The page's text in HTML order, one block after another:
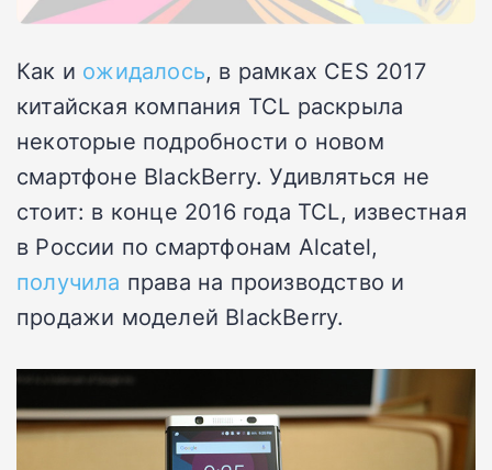
Как и ожидалось, в рамках CES 2017
китайская компания TCL раскрыла
некоторые подробности о новом
смартфоне BlackBerry. Удивляться не
стоит: в конце 2016 года TCL, известная
в России по смартфонам Alcatel,
получила права на производство и
продажи моделей BlackBerry.